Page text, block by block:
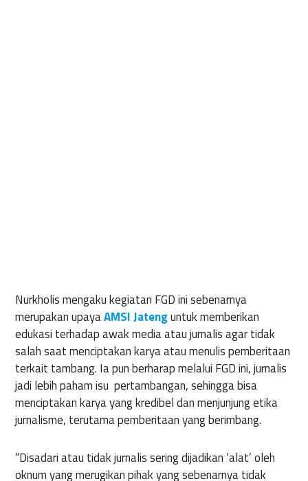
Nurkholis mengaku kegiatan FGD ini sebenarnya
merupakan upayaAMSI Jatenguntuk memberikan
edukasi terhadap awak media atau jurnalis agar tidak
salah saat menciptakan karya atau menulis pemberitaan
terkait tambang. Ia pun berharap melalui FGD ini, jurnalis
jadi lebih paham isu pertambangan, sehingga bisa
menciptakan karya yang kredibel dan menjunjung etika
jurnalisme, terutama pemberitaan yang berimbang.
“Disadari atau tidak jurnalis sering dijadikan ‘alat’ oleh
oknum yang merugikan pihak yang sebenarnya tidak